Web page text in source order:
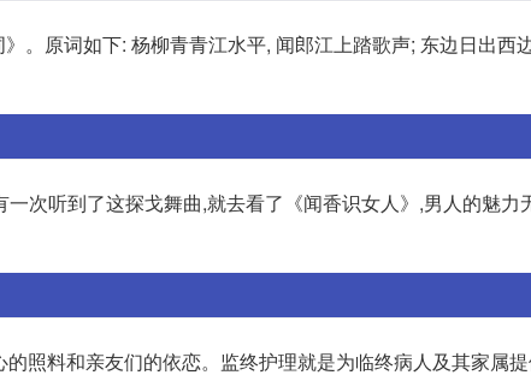
。原词如下: 杨柳青青江水平, 闻郎江上踏歌声; 东边日出西
听到了这探戈舞曲,就去看了《闻香识女人》,男人的魅力
照料和亲友们的依恋。监终护理就是为临终病人及其家属